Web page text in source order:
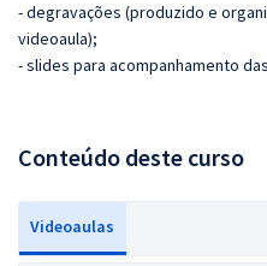
- degravações (produzido e
videoaula);
- slides para acompanhamento
Conteúdo deste curso
Videoaulas